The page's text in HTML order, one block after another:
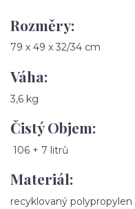
Rozměry:
79 x 49 x 32/34 cm
Váha:
3,6 kg
Čistý Objem:
106 + 7 litrů
Materiál:
recyklovaný polypropylen